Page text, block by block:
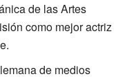
de las Artes
como mejor actriz
de medios